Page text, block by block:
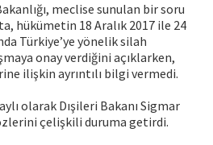
meclise sunulan bir soru
hükümetin 18 Aralık 2017 ile 24
Türkiye’ye yönelik silah
onay verdiğini açıklarken,
ilişkin ayrıntılı bilgi vermedi.
olarak Dışileri Bakanı Sigmar
çelişkili duruma getirdi.